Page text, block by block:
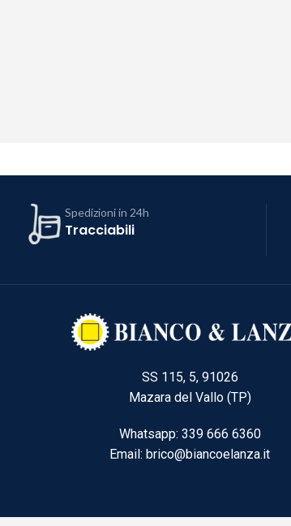
Spedizioni in 24h
Tracciabili
SS 115, 5, 91026
Mazara del Vallo (TP)
Whatsapp: 339 666 6360
Email: brico@biancoelanza.it